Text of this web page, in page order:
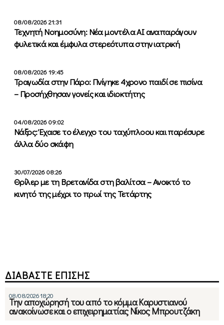
08/08/2026 21:31
Τεχνητή Νοημοσύνη: Νέα μοντέλα ΑΙ αναπαράγουν
φυλετικά και έμφυλα στερεότυπα στην ιατρική
08/08/2026 19:45
Τραγωδία στην Πάρο: Πνίγηκε 4χρονο παιδί σε πισίνα
– Προσήχθησαν γονείς και ιδιοκτήτης
04/08/2026 09:02
Νάξος: Έχασε το έλεγχο του ταχύπλοου και παρέσυρε
άλλα δύο σκάφη
30/07/2026 08:26
Θρίλερ με τη Βρετανίδα στη βαλίτσα – Ανοικτό το
κινητό της μέχρι το πρωί της Τετάρτης
ΔΙΑΒΑΣΤΕ ΕΠΙΣΗΣ
08/08/2026 18:20
Την αποχώρησή του από το κόμμα Καρυστιανού
ανακοίνωσε και ο επιχειρηματίας Νίκος Μπρουτζάκη